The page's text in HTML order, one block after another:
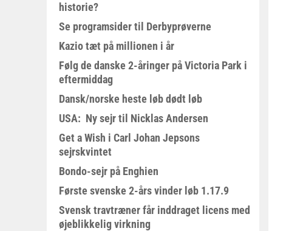
historie?
Se programsider til Derbyprøverne
Kazio tæt på millionen i år
Følg de danske 2-åringer på Victoria Park i
eftermiddag
Dansk/norske heste løb dødt løb
USA: Ny sejr til Nicklas Andersen
Get a Wish i Carl Johan Jepsons
sejrskvintet
Bondo-sejr på Enghien
Første svenske 2-års vinder løb 1.17.9
Svensk travtræner får inddraget licens med
øjeblikkelig virkning